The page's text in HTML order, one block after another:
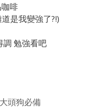
啡
是我變強了?!)
調 勉強看吧
頭狗必備